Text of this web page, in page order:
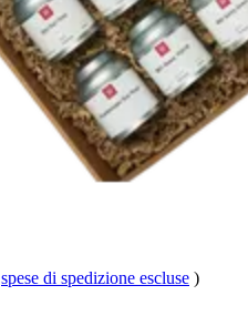
spese di spedizione escluse )